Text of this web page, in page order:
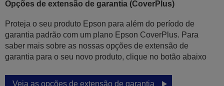
Opções de extensão de garantia (CoverPlus)
Proteja o seu produto Epson para além do período de
garantia padrão com um plano Epson CoverPlus. Para
saber mais sobre as nossas opções de extensão de
garantia para o seu novo produto, clique no botão abaixo
Veja as opções de extensão de garantia